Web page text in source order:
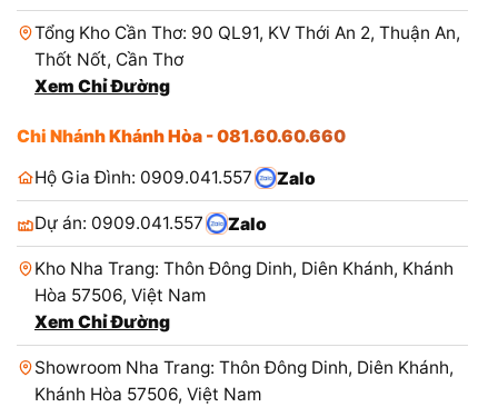
Tổng Kho Cần Thơ: 90 QL91, KV Thới An 2, Thuận An,
Thốt Nốt, Cần Thơ
Xem Chỉ Đường
Chi Nhánh Khánh Hòa - 081.60.60.660
Hộ Gia Đình: 0909.041.557
Zalo
Dự án: 0909.041.557 Zalo
Kho Nha Trang: Thôn Đông Dinh, Diên Khánh, Khánh
Hòa 57506, Việt Nam
Xem Chỉ Đường
Showroom Nha Trang: Thôn Đông Dinh, Diên Khánh,
Khánh Hòa 57506, Việt Nam